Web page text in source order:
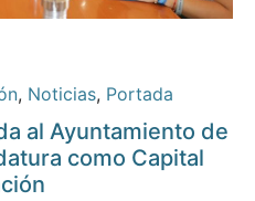
, Noticias, Portada
al Ayuntamiento de
como Capital